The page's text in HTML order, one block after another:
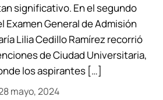
mayo, 2024
significativo. En el segundo
Examen General de Admisión
Lilia Cedillo Ramírez recorrió
de Ciudad Universitaria,
los aspirantes […]